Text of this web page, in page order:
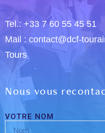
Tel.: +33 7 60 55 45 51
Mail : contact@dcf-
Tours
Nous vous
VOTRE NOM